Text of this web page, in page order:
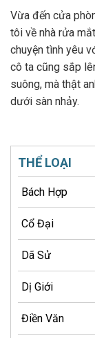
Vừa đến cửa
tôi về nhà rửa
chuyện tình yêu
cô ta cũng sắp
suông, mà thật
dưới sàn nhảy.
THỂ LOẠI
Bách Hợp
Cổ Đại
Dã Sử
Dị Giới
Điền Văn